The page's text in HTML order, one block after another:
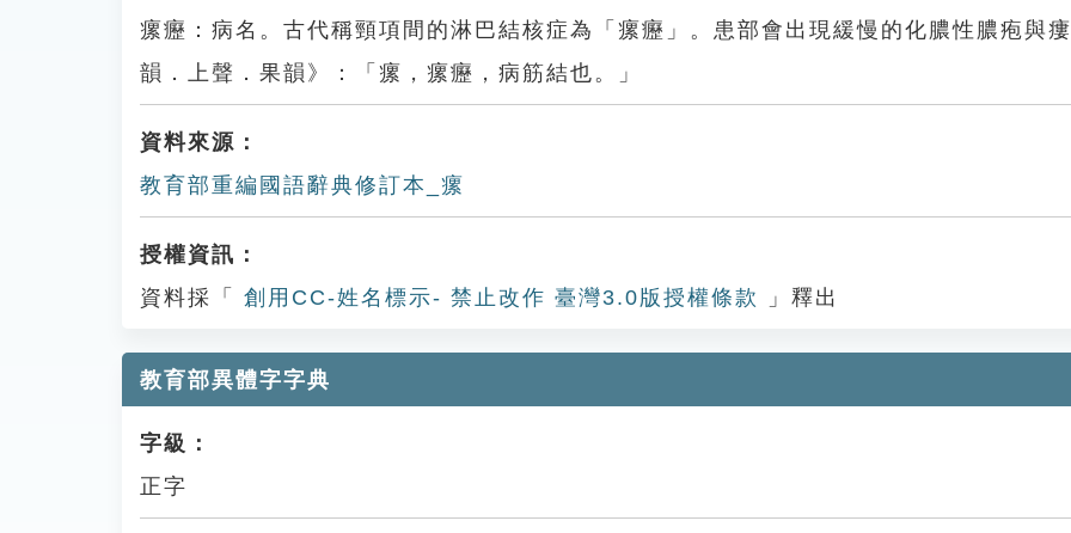
瘰癧：病名。古代稱頸項間的淋巴結核症為「瘰癧」。患部會出現緩慢的化膿性膿疱與
韻．上聲．果韻》：「瘰，瘰癧，病筋結也。」
資料來源：
教育部重編國語辭典修訂本_瘰
授權資訊：
資料採「
創用CC-姓名標示- 禁止改作 臺灣3.0版授權條款 」釋出
教育部異體字字典
字級：
正字